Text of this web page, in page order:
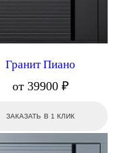
Гранит Пиано
от 39900 ₽
ЗАКАЗАТЬ В 1 КЛИК